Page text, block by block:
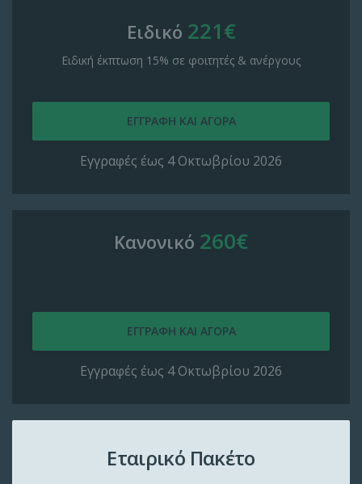
Ειδικό 221€
Ειδική έκπτωση 15% σε φοιτητές & ανέργους
Εγγραφές έως 4 Οκτωβρίου 2026
Κανονικό 260€
Εγγραφές έως 4 Οκτωβρίου 2026
Εταιρικό Πακέτο